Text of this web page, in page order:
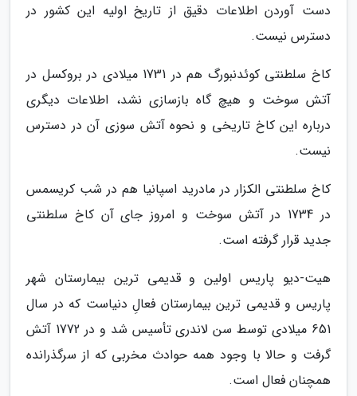
دست آوردن اطلاعات دقیق از تاریخ اولیه این کشور در
دسترس نیست.
کاخ سلطنتی کوئدنبورگ هم در 1731 میلادی در بروکسل در
آتش سوخت و هیچ گاه بازسازی نشد، اطلاعات دیگری
درباره این کاخ تاریخی و نحوه آتش سوزی آن در دسترس
نیست.
کاخ سلطنتی الکزار در مادرید اسپانیا هم در شب کریسمس
در 1734 در آتش سوخت و امروز جای آن کاخ سلطنتی
جدید قرار گرفته است.
هیت-دیو پاریس اولین و قدیمی ترین بیمارستان شهر
پاریس و قدیمی ترین بیمارستان فعالِ دنیاست که در سال
651 میلادی توسط سن لاندری تأسیس شد و در 1772 آتش
گرفت و حالا با وجود همه حوادث مخربی که از سرگذرانده
همچنان فعال است.